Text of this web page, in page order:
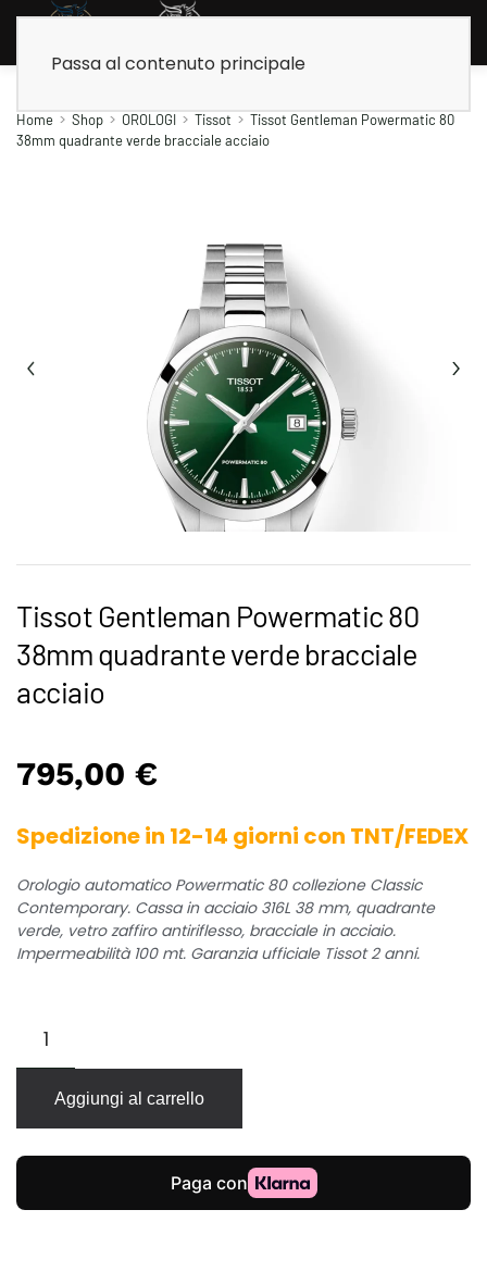
Passa al contenuto principale
Home Shop OROLOGI Tissot
Tissot Gentleman Powermatic 80
38mm quadrante verde bracciale acciaio
Tissot Gentleman Powermatic 80
38mm quadrante verde bracciale
acciaio
795,00 €
Spedizione in 12-14 giorni con TNT/FEDEX
Orologio automatico Powermatic 80 collezione Classic
Contemporary. Cassa in acciaio 316L 38 mm, quadrante
verde, vetro zaffiro antiriflesso, bracciale in acciaio.
Impermeabilità 100 mt. Garanzia ufficiale Tissot 2 anni.
Gentleman
Powermatic
38mm
quadrante
verde
acciaio
Aggiungi al carrello